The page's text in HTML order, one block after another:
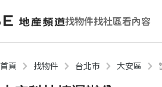
找物件找社區看內容
首頁 找物件 台北市 大安區